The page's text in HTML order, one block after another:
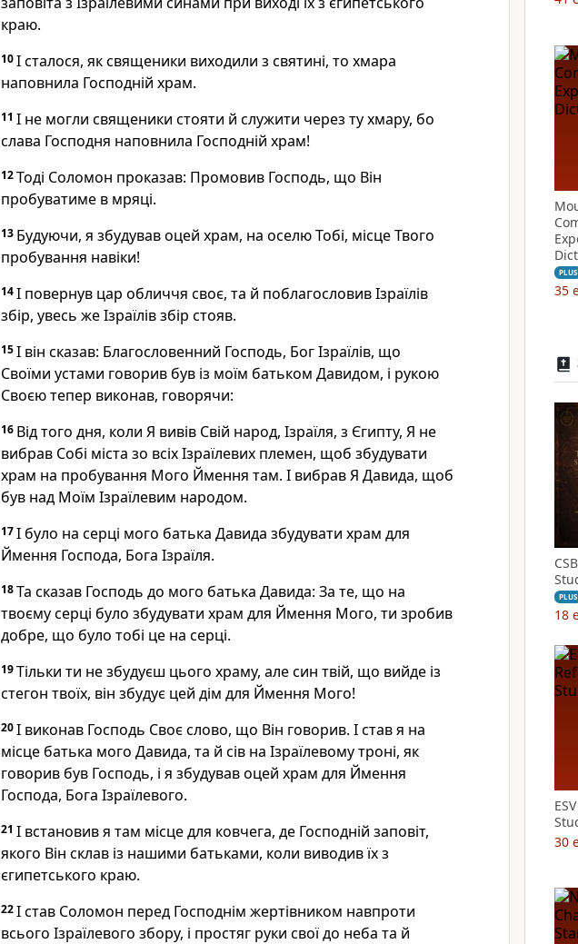
краю.
10І сталося, як священики виходили з святині, то хмара
наповнила Господній храм.
11 І не могли священики стояти й служити через ту хмару, бо
слава Господня наповнила Господній храм!
12Тоді Соломон проказав: Промовив Господь, що Він
пробуватиме в мряці.
13 Будуючи, я збудував оцей храм, на оселю Тобі, місце Твого
пробування навіки!
14І повернув цар обличчя своє, та й поблагословив Ізраїлів
збір, увесь же Ізраїлів збір стояв.
15І він сказав: Благословенний Господь, Бог Ізраїлів, що
Своїми устами говорив був із моїм батьком Давидом, і рукою
Своєю тепер виконав, говорячи:
16 Від того дня, коли Я вивів Свій народ, Ізраїля, з Єгипту, Я не
вибрав Собі міста зо всіх Ізраїлевих племен, щоб збудувати
храм на пробування Мого Ймення там. І вибрав Я Давида, щоб
був над Моїм Ізраїлевим народом.
17І було на серці мого батька Давида збудувати храм для
Ймення Господа, Бога Ізраїля.
18Та сказав Господь до мого батька Давида: За те, що на
твоєму серці було збудувати храм для Ймення Мого, ти зробив
добре, що було тобі це на серці.
19Тільки ти не збудуєш цього храму, але син твій, що вийде із
стегон твоїх, він збудує цей дім для Ймення Мого!
20І виконав Господь Своє слово, що Він говорив. І став я на
місце батька мого Давида, та й сів на Ізраїлевому троні, як
говорив був Господь, і я збудував оцей храм для Ймення
Господа, Бога Ізраїлевого.
21 І встановив я там місце для ковчега, де Господній заповіт,
якого Він склав із нашими батьками, коли виводив їх з
єгипетського краю.
22І став Соломон перед Господнім жертівником навпроти
всього Ізраїлевого збору, і простяг руки свої до неба та й
PLUS
35
PLUS
18
30